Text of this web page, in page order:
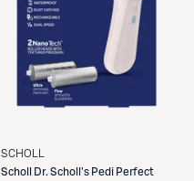
SCHOLL
Scholl
Dr. Scholl's Pedi Perfect